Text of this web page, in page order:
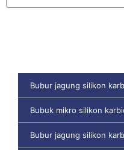
Bubur jagung silikon
Bubuk mikro silikon
Bubur jagung silikon